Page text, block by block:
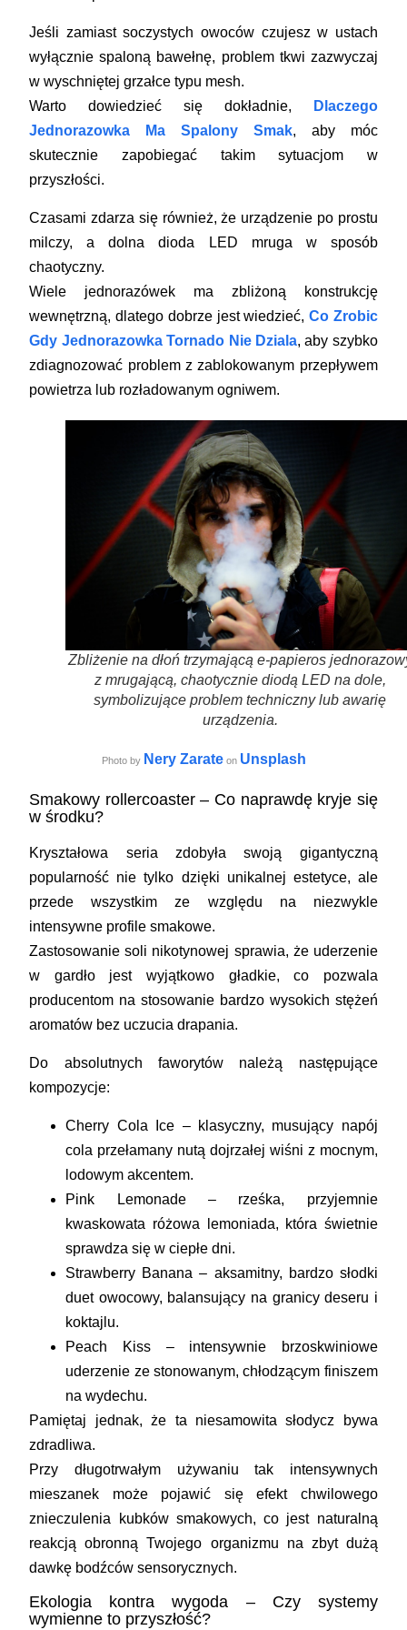
Jeśli zamiast soczystych owoców czujesz w ustach
wyłącznie spaloną bawełnę, problem tkwi zazwyczaj
w wyschniętej grzałce typu mesh.
Warto dowiedzieć się dokładnie,
Dlaczego
Jednorazowka Ma Spalony Smak, aby móc
skutecznie zapobiegać takim sytuacjom w
przyszłości.
Czasami zdarza się również, że urządzenie po prostu
milczy, a dolna dioda LED mruga w sposób
chaotyczny.
Wiele jednorazówek ma zbliżoną konstrukcję
wewnętrzną, dlatego dobrze jest wiedzieć, Co Zrobic
Gdy Jednorazowka Tornado Nie Dziala, aby szybko
zdiagnozować problem z zablokowanym przepływem
powietrza lub rozładowanym ogniwem.
Zbliżenie na dłoń trzymającą e-papieros
z mrugającą, chaotycznie diodą LED na dole,
symbolizujące problem techniczny lub awarię
urządzenia.
Photo by Nery Zarateon Unsplash
Smakowy rollercoaster – Co naprawdę kryje się
w środku?
Kryształowa seria zdobyła swoją gigantyczną
popularność nie tylko dzięki unikalnej estetyce, ale
przede wszystkim ze względu na niezwykle
intensywne profile smakowe.
Zastosowanie soli nikotynowej sprawia, że uderzenie
w gardło jest wyjątkowo gładkie, co pozwala
producentom na stosowanie bardzo wysokich stężeń
aromatów bez uczucia drapania.
Do absolutnych faworytów należą następujące
kompozycje:
Cherry Cola Ice – klasyczny, musujący napój
cola przełamany nutą dojrzałej wiśni z mocnym,
lodowym akcentem.
Pink Lemonade– rześka, przyjemnie
kwaskowata różowa lemoniada, która świetnie
sprawdza się w ciepłe dni.
Strawberry Banana – aksamitny, bardzo słodki
duet owocowy, balansujący na granicy deseru i
koktajlu.
Peach Kiss– intensywnie brzoskwiniowe
uderzenie ze stonowanym, chłodzącym finiszem
na wydechu.
Pamiętaj jednak, że ta niesamowita słodycz bywa
zdradliwa.
Przy długotrwałym używaniu tak intensywnych
mieszanek może pojawić się efekt chwilowego
znieczulenia kubków smakowych, co jest naturalną
reakcją obronną Twojego organizmu na zbyt dużą
dawkę bodźców sensorycznych.
Ekologia kontra wygoda – Czy systemy
wymienne to przyszłość?